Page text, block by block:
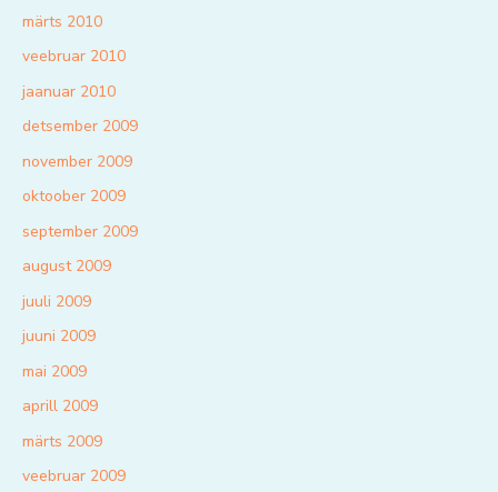
märts 2010
veebruar 2010
jaanuar 2010
detsember 2009
november 2009
oktoober 2009
september 2009
august 2009
juuli 2009
juuni 2009
mai 2009
aprill 2009
märts 2009
veebruar 2009